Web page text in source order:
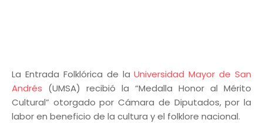
La Entrada Folklórica de laUniversidad Mayor de San
Andrés (UMSA) recibió la “Medalla Honor al Mérito
Cultural” otorgado por Cámara de Diputados, por la
labor en beneficio de la cultura y el folklore nacional.